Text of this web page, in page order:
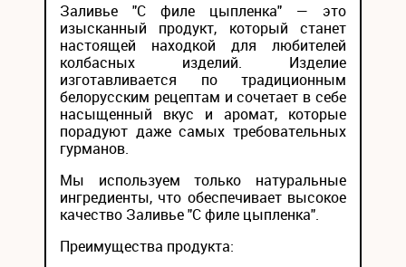
Заливье "С филе цыпленка" — это
изысканный продукт, который станет
настоящей находкой для любителей
колбасных изделий. Изделие
изготавливается по традиционным
белорусским рецептам и сочетает в себе
насыщенный вкус и аромат, которые
порадуют даже самых требовательных
гурманов.
Мы используем только натуральные
ингредиенты, что обеспечивает высокое
качество Заливье "С филе цыпленка".
Преимущества продукта: